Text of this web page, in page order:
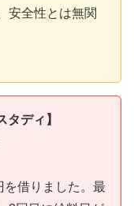
安全性とは無関
ディ】
を借りました。最